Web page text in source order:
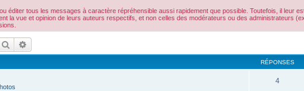
éditer tous les messages à caractère répréhensible aussi rapidement que possible. Toutefois, il leur
la vue et opinion de leurs auteurs respectifs, et non celles des modérateurs ou des administrateurs
Rechercher
RÉPONSES
4